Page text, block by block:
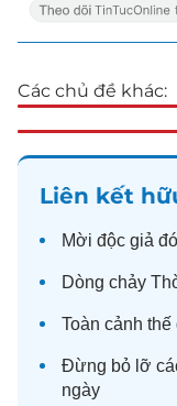
Các chủ đề khác:
Liên kết
Mời độc giả
Dòng chảy
Toàn cảnh thế
Đừng bỏ lỡ
ngày